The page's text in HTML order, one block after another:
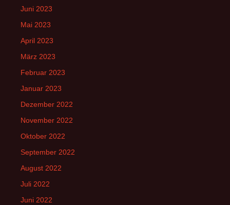
Juni 2023
Mai 2023
April 2023
März 2023
Februar 2023
Januar 2023
Dezember 2022
November 2022
Oktober 2022
September 2022
August 2022
Juli 2022
Juni 2022